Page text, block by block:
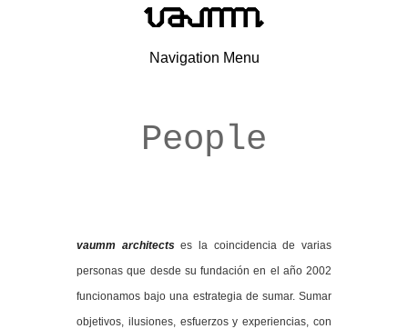
Navigation Menu
People
vaumm architectses la coincidencia de varias
personas que desde su fundación en el año 2002
funcionamos bajo una estrategia de sumar. Sumar
objetivos, ilusiones, esfuerzos y experiencias, con